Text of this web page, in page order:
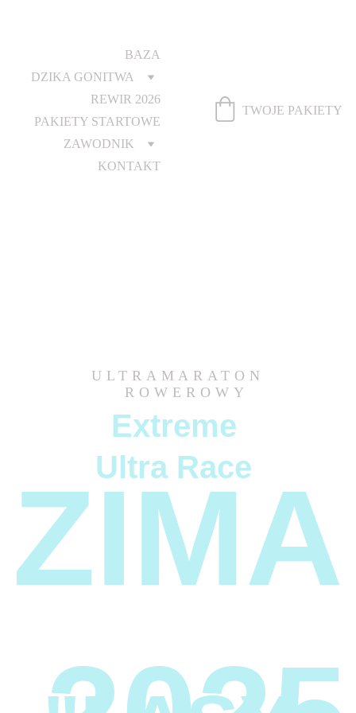
BAZA
DZIKA GONITWA
REWIR 2026
PAKIETY STARTOWE
ZAWODNIK
KONTAKT
TWOJE PAKIETY
ULTRAMARATON
  ROWEROWY
Extreme
Ultra Race
ZIMA